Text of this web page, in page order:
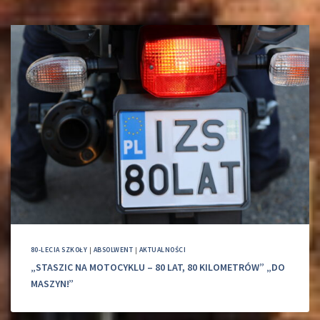
80-LECIA SZKOŁY | ABSOLWENT | AKTUALNOŚCI
„STASZIC NA MOTOCYKLU – 80 LAT, 80 KILOMETRÓW” „DO
MASZYN!”